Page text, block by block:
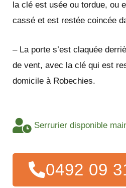
la clé est usée ou tordue, ou
cassé et est restée coincée
– La porte s’est claquée
de vent, avec la clé qui est
domicile à Robechies.
Serrurier disponible
0492 09